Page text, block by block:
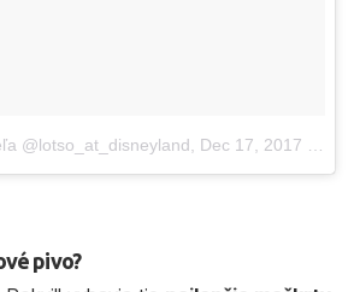
@lotso_at_disneyland Dec 17, 2017 o 11:08 PST
pivo?